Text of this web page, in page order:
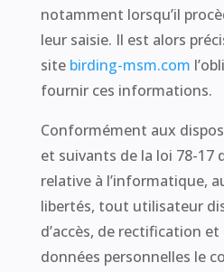
notamment lorsqu’il
leur saisie. Il est alors
site birding-msm.com
fournir ces informations.
Conformément aux
et suivants de la loi 78-17
relative à l’informatique,
libertés, tout utilisateur
d’accès, de rectification
données personnelles le